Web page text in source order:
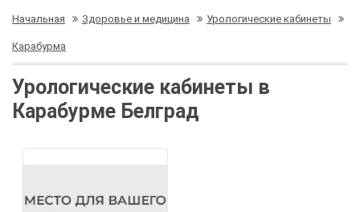
Начальная Здоровье и медицина Урологические кабинеты
Карабурма
Урологические кабинеты в
Карабурме Белград